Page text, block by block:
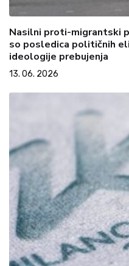
Nasilni proti-migrantski
so posledica političnih
ideologije prebujenja
13. 06. 2026